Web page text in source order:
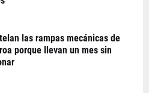
las rampas mecánicas de
porque llevan un mes sin